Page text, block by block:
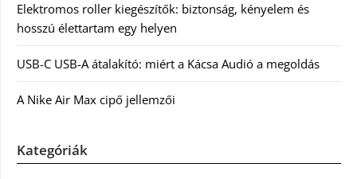
Elektromos roller kiegészítők: biztonság, kényelem és
hosszú élettartam egy helyen
USB-C USB-A átalakító: miért a Kácsa Audió a megoldás
A Nike Air Max cipő jellemzői
Kategóriák